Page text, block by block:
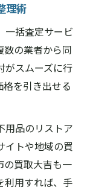
理術
一括査定サービ
数の業者から同
がスムーズに行
を引き出せる
用品のリストア
イトや地域の買
の買取大吉も一
利用すれば、手